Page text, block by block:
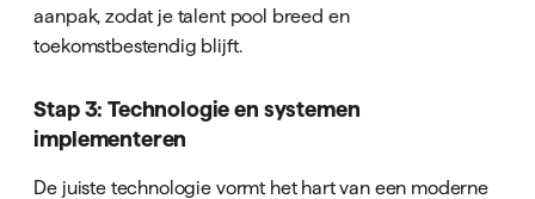
aanpak, zodat je talent pool breed en
toekomstbestendig blijft.
Stap 3: Technologie en systemen
implementeren
De juiste technologie vormt het hart van een moderne